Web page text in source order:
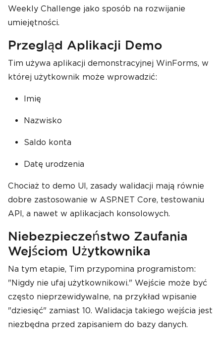
Weekly Challenge jako sposób na rozwijanie
umiejętności.
Przegląd Aplikacji Demo
Tim używa aplikacji demonstracyjnej WinForms, w
której użytkownik może wprowadzić:
Imię
Nazwisko
Saldo konta
Datę urodzenia
Chociaż to demo UI, zasady walidacji mają równie
dobre zastosowanie w ASP.NET Core, testowaniu
API, a nawet w aplikacjach konsolowych.
Niebezpieczeństwo Zaufania
Wejściom Użytkownika
Na tym etapie, Tim przypomina programistom:
"Nigdy nie ufaj użytkownikowi." Wejście może być
często nieprzewidywalne, na przykład wpisanie
"dziesięć" zamiast 10. Walidacja takiego wejścia jest
niezbędna przed zapisaniem do bazy danych.